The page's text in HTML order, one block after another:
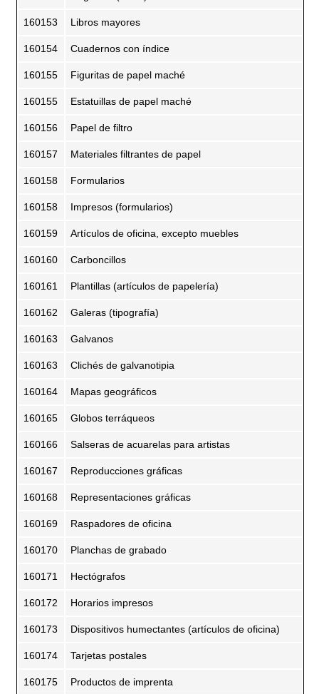
160153 Libros mayores
160154 Cuadernos con índice
160155 Figuritas de papel maché
160155 Estatuillas de papel maché
160156 Papel de filtro
160157 Materiales filtrantes de papel
160158 Formularios
160158 Impresos (formularios)
160159 Artículos de oficina, excepto muebles
160160 Carboncillos
160161 Plantillas (artículos de papelería)
160162 Galeras (tipografía)
160163 Galvanos
160163 Clichés de galvanotipia
160164 Mapas geográficos
160165 Globos terráqueos
160166 Salseras de acuarelas para artistas
160167 Reproducciones gráficas
160168 Representaciones gráficas
160169 Raspadores de oficina
160170 Planchas de grabado
160171 Hectógrafos
160172 Horarios impresos
160173 Dispositivos humectantes (artículos de oficina)
160174 Tarjetas postales
160175 Productos de imprenta